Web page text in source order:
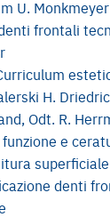
U.
frontali
H.
Odt. R.
e
superficiale
denti